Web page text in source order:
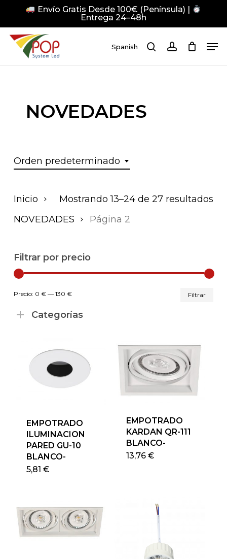
main
content
Envío Gratis Desde 100€ (Península) |
Entrega 24–48h
Spanish searchaccount
NOVEDADES
Orden predeterminado
Mostrando 13–24 de 27 resultados
Inicio
NOVEDADES
Página 2
Filtrar por precio
Filtrar
Precio: 0 €— 130 €
Categorías
EMPOTRADO
ILUMINACION
PARED GU-10
BLANCO-
5,81 €
EMPOTRADO
KARDAN QR-111
BLANCO-
13,76 €
Close
Menu